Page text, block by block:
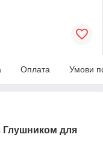
Оплата Умови
Глушником для